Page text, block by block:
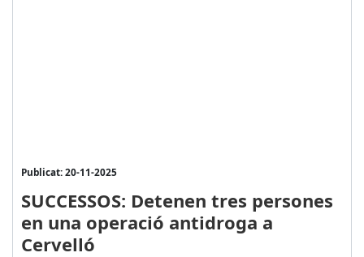
Publicat: 20-11-2025
SUCCESSOS: Detenen tres persones
en una operació antidroga a
Cervelló